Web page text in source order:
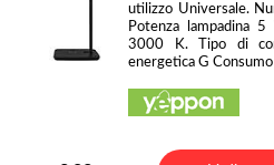
utilizzo Universale.
Potenza lampadina
3000 K. Tipo di
energetica G